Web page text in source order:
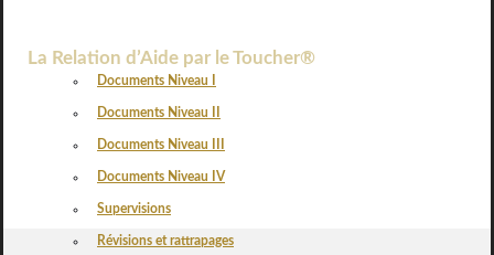
Documents Niveau I
Documents Niveau II
Documents Niveau III
Documents Niveau IV
Supervisions
Révisions et rattrapages
La Relation d’Aide par le Toucher®